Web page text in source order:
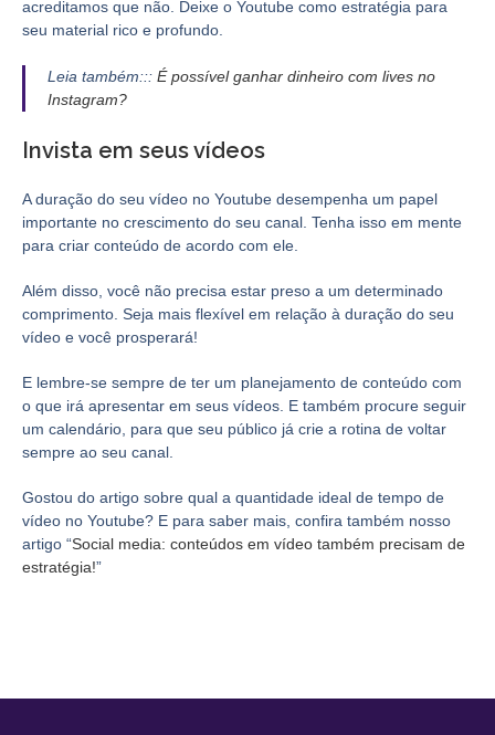
acreditamos que não. Deixe o Youtube como estratégia para
seu material rico e profundo.
Leia também::: É possível ganhar dinheiro com lives no
Instagram?
Invista em seus vídeos
A duração do seu vídeo no Youtube desempenha um papel
importante no crescimento do seu canal. Tenha isso em mente
para criar conteúdo de acordo com ele.
Além disso, você não precisa estar preso a um determinado
comprimento. Seja mais flexível em relação à duração do seu
vídeo e você prosperará!
E lembre-se sempre de ter um planejamento de conteúdo com
o que irá apresentar em seus vídeos. E também procure seguir
um calendário, para que seu público já crie a rotina de voltar
sempre ao seu canal.
Gostou do artigo sobre qual a quantidade ideal de tempo de
vídeo no Youtube? E para saber mais, confira também nosso
artigo “Social media: conteúdos em vídeo também precisam de
estratégia!”